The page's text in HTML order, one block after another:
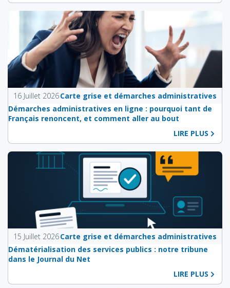
16 Juillet 2026Carte grise et démarches administratives
Démarches administratives en ligne : pourquoi tant de
Français renoncent, et comment aller au bout
LIRE PLUS
15 Juillet 2026Carte grise et démarches administratives
Dématérialisation des services publics : notre tribune
dans le Journal du Net
LIRE PLUS